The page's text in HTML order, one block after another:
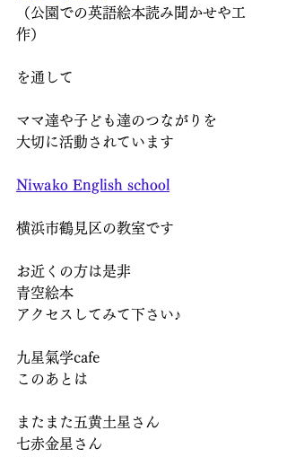
（公園での英語絵本読み聞かせや工
作）
を通して
ママ達や子ども達のつながりを
大切に活動されています
Niwako English school
横浜市鶴見区の教室です
お近くの方は是非
青空絵本
アクセスしてみて下さい♪
九星氣学cafe
このあとは
またまた五黄土星さん
七赤金星さん